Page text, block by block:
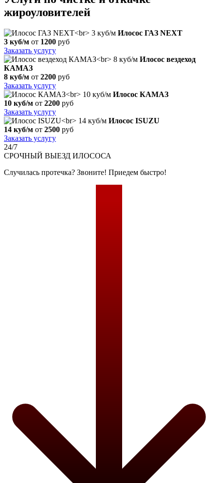
жироуловителей
Илосос ГАЗ NEXT
3 куб/м от 1200 руб
Заказать услугу
Илосос вездеход
КАМАЗ
8 куб/м от 2200 руб
Заказать услугу
Илосос КАМАЗ
10 куб/м от 2200 руб
Заказать услугу
Илосос ISUZU
14 куб/м от 2500 руб
Заказать услугу
24/7
СРОЧНЫЙ ВЫЕЗД ИЛОСОСА
Случилась протечка? Звоните! Приедем быстро!